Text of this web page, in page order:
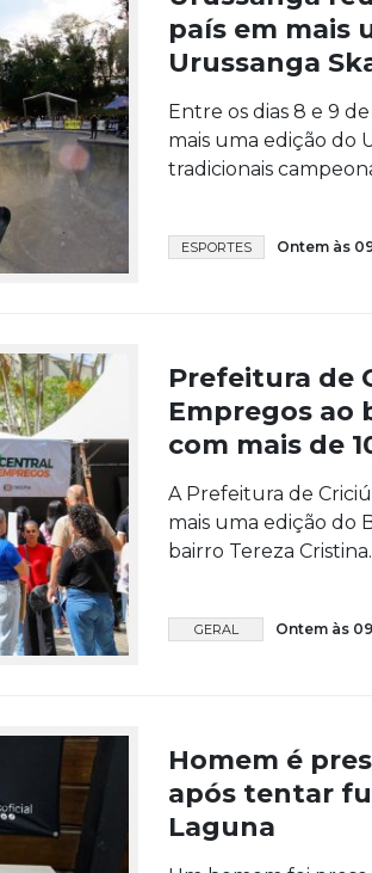
país em mais
Urussanga
Entre os dias 8 e 9
mais uma edição do
tradicionais
ESPORTES Ontem às
Prefeitura de
Empregos ao
com mais de
A Prefeitura de
mais uma edição do
bairro Tereza Cristina.
GERAL Ontem às
Homem é
após tentar
Laguna